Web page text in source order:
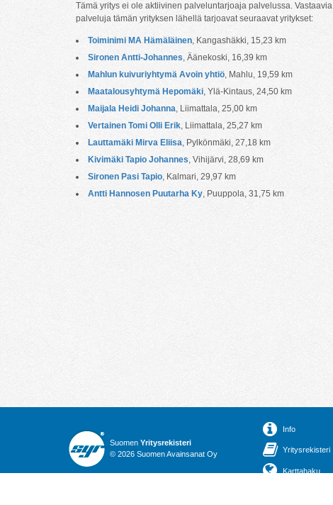
Tämä yritys ei ole aktiivinen palveluntarjoaja palvelussa. Vastaavia
palveluja tämän yrityksen lähellä tarjoavat seuraavat yritykset:
Toiminimi MA Hämäläinen, Kangashäkki, 15,23 km
Sironen Antti-Johannes, Äänekoski, 16,39 km
Mahlun kuivuriyhtymä Avoin yhtiö, Mahlu, 19,59 km
Maatalousyhtymä Hepomäki, Ylä-Kintaus, 24,50 km
Maijala Heidi Johanna, Liimattala, 25,00 km
Vertainen Tomi Olli Erik, Liimattala, 25,27 km
Lauttamäki Mirva Eliisa, Pylkönmäki, 27,18 km
Kivimäki Tapio Johannes, Vihijärvi, 28,69 km
Sironen Pasi Tapio, Kalmari, 29,97 km
Antti Hannosen Puutarha Ky, Puuppola, 31,75 km
Suomen Yritysrekisteri
© 2026 Suomen Avainsanat Oy
Info
Yritysrekisteri
Karttahaku